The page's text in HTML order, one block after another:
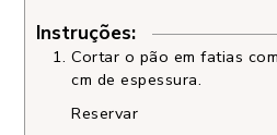
Instruções:
Cortar o pão em fatias
cm de espessura.
Reservar